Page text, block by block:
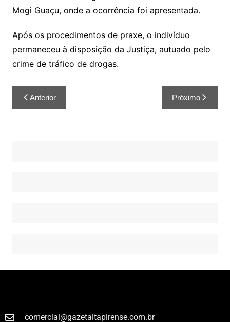
Mogi Guaçu, onde a ocorrência foi apresentada.
Após os procedimentos de praxe, o indivíduo
permaneceu à disposição da Justiça, autuado pelo
crime de tráfico de drogas.
Anterior Próximo
comercial@gazetaitapirense.com.br